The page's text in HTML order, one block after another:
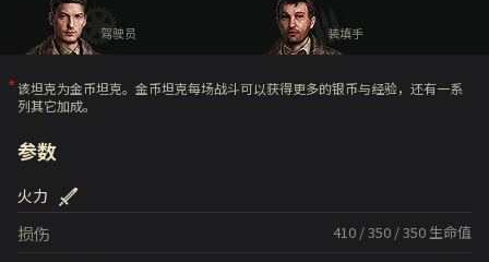
驾驶员 装填手
该坦克为金币坦克。金币坦克每场战斗可以获得更多的银币与经验，还有一系
列其它加成。
参数
火力
410 /350 /350 生命值
损伤